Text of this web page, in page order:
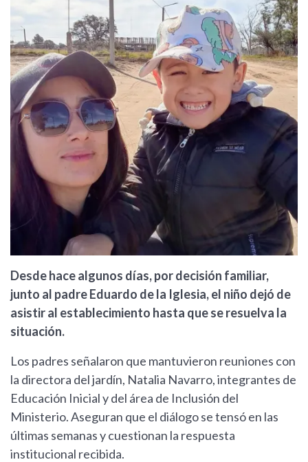
Desde hace algunos días, por decisión familiar,
junto al padre Eduardo de la Iglesia, el niño dejó de
asistir al establecimiento hasta que se resuelva la
situación.
Los padres señalaron que mantuvieron reuniones con
la directora del jardín, Natalia Navarro, integrantes de
Educación Inicial y del área de Inclusión del
Ministerio. Aseguran que el diálogo se tensó en las
últimas semanas y cuestionan la respuesta
institucional recibida.